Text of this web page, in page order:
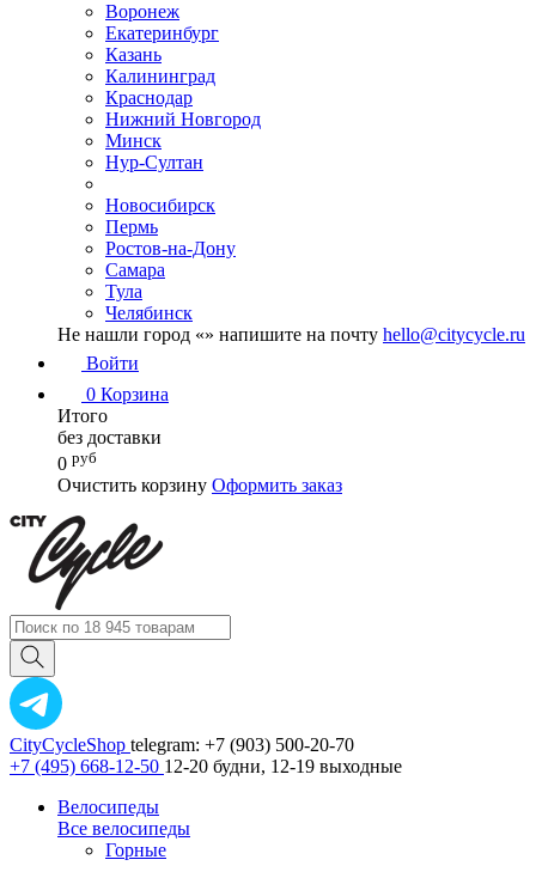
Воронеж
Екатеринбург
Казань
Калининград
Краснодар
Нижний Новгород
Минск
Нур-Султан
Новосибирск
Пермь
Ростов-на-Дону
Самара
Тула
Челябинск
Не нашли город «» напишите на почту hello@citycycle.ru
Войти
0 Корзина
Итого
без доставки
0 руб
Очистить корзину Оформить заказ
CityCycleShop telegram: +7 (903) 500-20-70
+7 (495) 668-12-50 12-20 будни, 12-19 выходные
Велосипеды
Все велосипеды
Горные